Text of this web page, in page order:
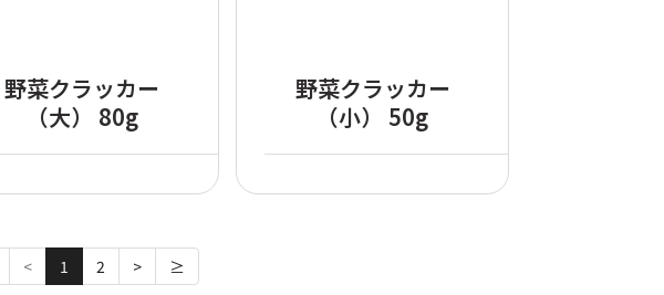
野菜クラッカー
（大） 80g
野菜クラッカー
（小） 50g
< 1 2 > ≥